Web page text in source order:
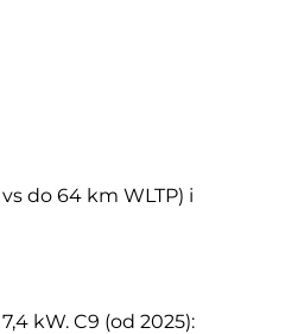
do 64 km WLTP) i
kW. C9 (od 2025):